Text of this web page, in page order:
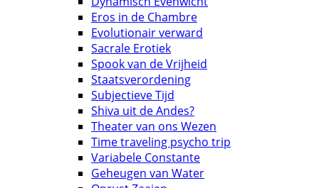
Eros in de Chambre
Evolutionair verward
Sacrale Erotiek
Spook van de Vrijheid
Staatsverordening
Subjectieve Tijd
Shiva uit de Andes?
Theater van ons Wezen
Time traveling psycho trip
Variabele Constante
Geheugen van Water